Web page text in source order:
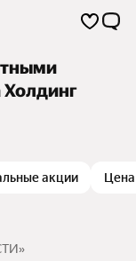
Холдинг
акции Цена